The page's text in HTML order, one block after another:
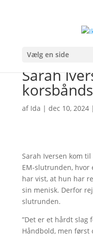
Vælg en side
Sarah
af Ida | dec 10, 2024|
Sarah Iversen kom
EM-slutrunden,
har vist, at hun har
sin menisk. Derfor
slutrunden.
”Det er et hårdt slag
Håndbold, men først